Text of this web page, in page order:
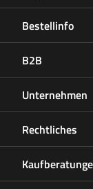
Bestellinfo
B2B
Unternehmen
Rechtliches